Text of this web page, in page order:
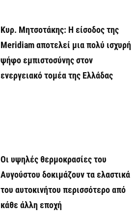
Κυρ. Μητσοτάκης: Η είσοδος της
Meridiam αποτελεί μια πολύ ισχυρή
ψήφο εμπιστοσύνης στον
ενεργειακό τομέα της Ελλάδας
Οι υψηλές θερμοκρασίες του
Αυγούστου δοκιμάζουν τα ελαστικά
του αυτοκινήτου περισσότερο από
κάθε άλλη εποχή